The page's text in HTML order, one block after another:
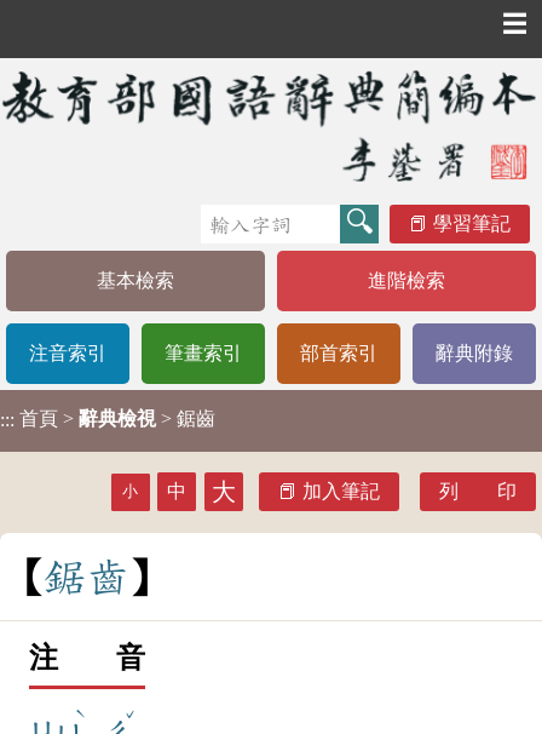
☰
學習筆記
基本檢索 進階檢索
注音索引 筆畫索引 部首索引 辭典附錄
::: 首頁 > 辭典檢視 > 鋸齒
小 中 大 加入筆記 列 印
鋸齒
注 音
ˋ ˇ